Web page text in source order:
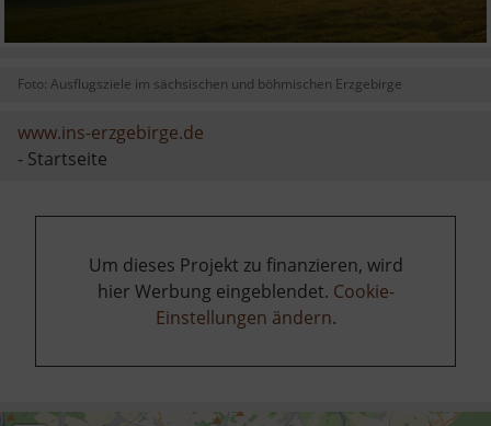
Foto: Ausflugsziele im sächsischen und böhmischen Erzgebirge
www.ins-erzgebirge.de
- Startseite
Um dieses Projekt zu finanzieren, wird
hier Werbung eingeblendet. Cookie-
Einstellungen ändern.